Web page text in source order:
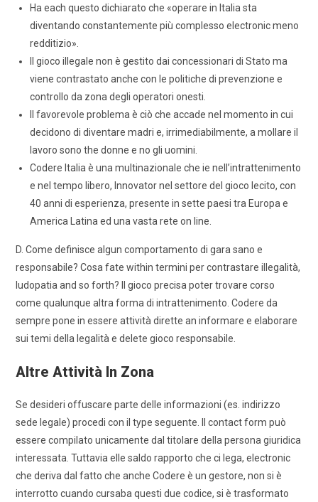
Ha each questo dichiarato che «operare in Italia sta
diventando constantemente più complesso electronic meno
redditizio».
Il gioco illegale non è gestito dai concessionari di Stato ma
viene contrastato anche con le politiche di prevenzione e
controllo da zona degli operatori onesti.
Il favorevole problema è ciò che accade nel momento in cui
decidono di diventare madri e, irrimediabilmente, a mollare il
lavoro sono the donne e no gli uomini.
Codere Italia è una multinazionale che ie nell’intrattenimento
e nel tempo libero, Innovator nel settore del gioco lecito, con
40 anni di esperienza, presente in sette paesi tra Europa e
America Latina ed una vasta rete on line.
D. Come definisce algun comportamento di gara sano e
responsabile? Cosa fate within termini per contrastare illegalità,
ludopatia and so forth? Il gioco precisa poter trovare corso
come qualunque altra forma di intrattenimento. Codere da
sempre pone in essere attività dirette an informare e elaborare
sui temi della legalità e delete gioco responsabile.
Altre Attività In Zona
Se desideri offuscare parte delle informazioni (es. indirizzo
sede legale) procedi con il type seguente. Il contact form può
essere compilato unicamente dal titolare della persona giuridica
interessata. Tuttavia elle saldo rapporto che ci lega, electronic
che deriva dal fatto che anche Codere è un gestore, non si è
interrotto cuando cursaba questi due codice, si è trasformato